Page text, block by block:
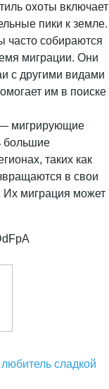
охоты включает
пики к земле.
часто собираются
миграции. Они
с другими видами
им в поиске
мигрирующие
большие
таких как
в свои
Их миграция может
сладкой